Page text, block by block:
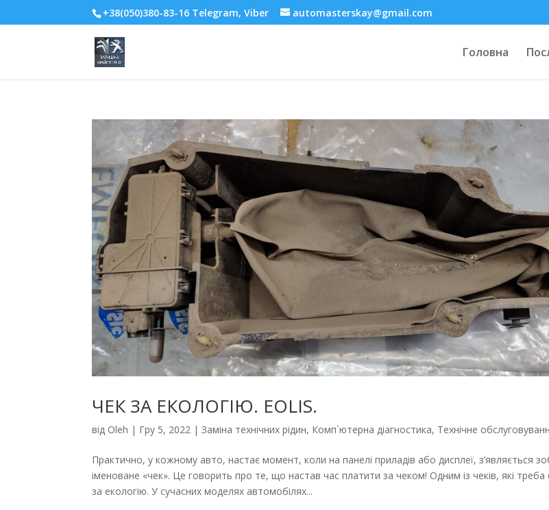
+38(050)380-83-16 Telegram, Viber automasterskay@gmail.com
Головна
ЧЕК ЗА ЕКОЛОГІЮ. EOLIS.
від Oleh | Гру 5, 2022 |Заміна технічних рідин, Комп`ютерна діагностика, Технічне
Практично, у кожному авто, настає момент, коли на панелі приладів або дисплеї, з’являється
іменоване «чек». Це говорить про те, що настав час платити за чеком! Одним із чеків, які треба
за екологію. У сучасних моделях автомобілях...